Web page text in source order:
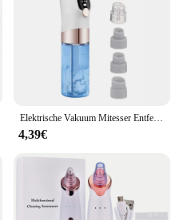
Elektrische Vakuum Mitesser Entferner Blase Wasser Zyklus Gesicht Abgestorbene Haut Akne Poren Reinigung Saug Mitesser Entfernung Instrument
4,39€